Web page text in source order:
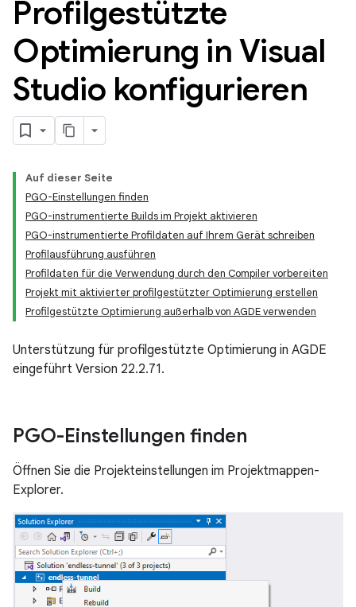
Profilgestützte
Optimierung in Visual
Studio konfigurieren
Auf dieser Seite
PGO-Einstellungen finden
PGO-instrumentierte Builds im Projekt aktivieren
PGO-instrumentierte Profildaten auf Ihrem Gerät schreiben
Profilausführung ausführen
Profildaten für die Verwendung durch den Compiler vorbereiten
Projekt mit aktivierter profilgestützter Optimierung erstellen
Profilgestützte Optimierung außerhalb von AGDE verwenden
Unterstützung für profilgestützte Optimierung in AGDE
eingeführt Version 22.2.71.
PGO-Einstellungen finden
Öffnen Sie die Projekteinstellungen im Projektmappen-
Explorer.